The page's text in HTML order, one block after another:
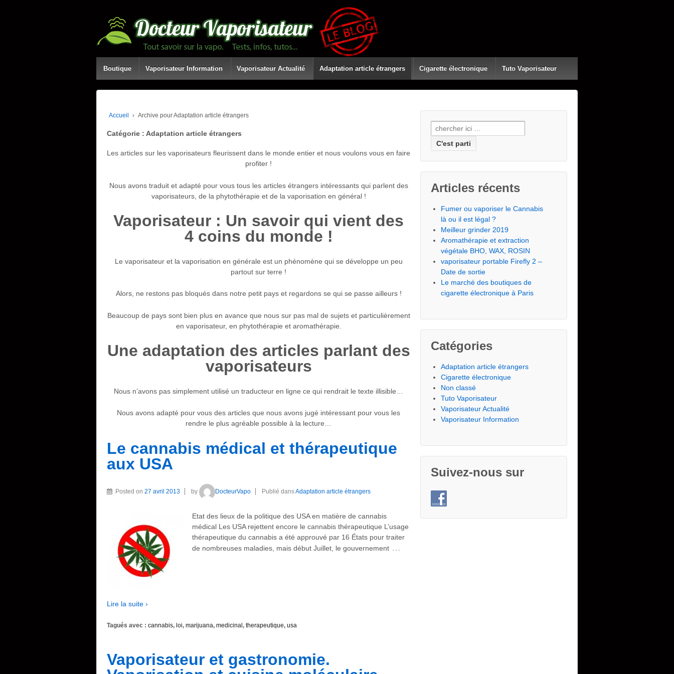
Boutique Vaporisateur Information Vaporisateur Actualité Adaptation article étrangers Cigarette électronique Tuto Vaporisateur
Accueil › Archive pour Adaptation article étrangers
Catégorie : Adaptation article étrangers
Les articles sur les vaporisateurs fleurissent dans le monde entier et nous voulons vous en faire
profiter !
Nous avons traduit et adapté pour vous tous les articles étrangers intéressants qui parlent des
vaporisateurs, de la phytothérapie et de la vaporisation en général !
Vaporisateur : Un savoir qui vient des
4 coins du monde !
Le vaporisateur et la vaporisation en générale est un phénomène qui se développe un peu
partout sur terre !
Alors, ne restons pas bloqués dans notre petit pays et regardons se qui se passe ailleurs !
Beaucoup de pays sont bien plus en avance que nous sur pas mal de sujets et particulièrement
en vaporisateur, en phytothérapie et aromathérapie.
Une adaptation des articles parlant des
vaporisateurs
Nous n’avons pas simplement utilisé un traducteur en ligne ce qui rendrait le texte illisible…
Nous avons adapté pour vous des articles que nous avons jugé intéressant pour vous les
rendre le plus agréable possible à la lecture…
Le cannabis médical et thérapeutique
aux USA
Posted on 27 avril 2013 by DocteurVapo Publié dansAdaptation article étrangers
Etat des lieux de la politique des USA en matière de cannabis
médical Les USA rejettent encore le cannabis thérapeutique L’usage
thérapeutique du cannabis a été approuvé par 16 États pour traiter
de nombreuses maladies, mais début Juillet, le gouvernement …
Lire la suite ›
Tagués avec : cannabis, loi, marijuana, medicinal , therapeutique, usa
Vaporisateur et gastronomie.
Recherche pour:
Articles récents
Fumer ou vaporiser le Cannabis
là ou il est légal ?
Meilleur grinder 2019
Aromathérapie et extraction
végétale BHO, WAX, ROSIN
vaporisateur portable Firefly 2 –
Date de sortie
Le marché des boutiques de
cigarette électronique à Paris
Catégories
Adaptation article étrangers
Cigarette électronique
Non classé
Tuto Vaporisateur
Vaporisateur Actualité
Vaporisateur Information
Suivez-nous sur